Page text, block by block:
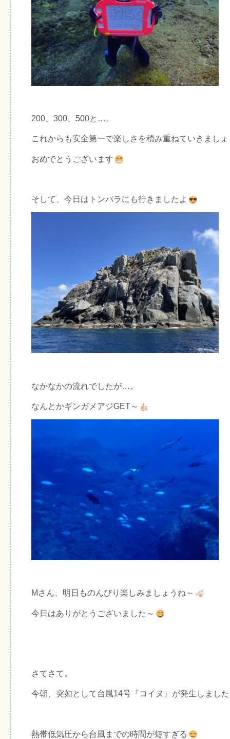
200、300、500と…。
これからも安全第一で楽しさを積み重ねていきまし
おめでとうございます
そして、今日はトンバラにも行きましたよ
なかなかの流れでしたが…。
なんとかギンガメアジGET～
Mさん、明日ものんびり楽しみましょうね～
今日はありがとうございました～
さてさて。
今朝、突如として台風14号『コイヌ』が発生しまし
熱帯低気圧から台風までの時間が短すぎる